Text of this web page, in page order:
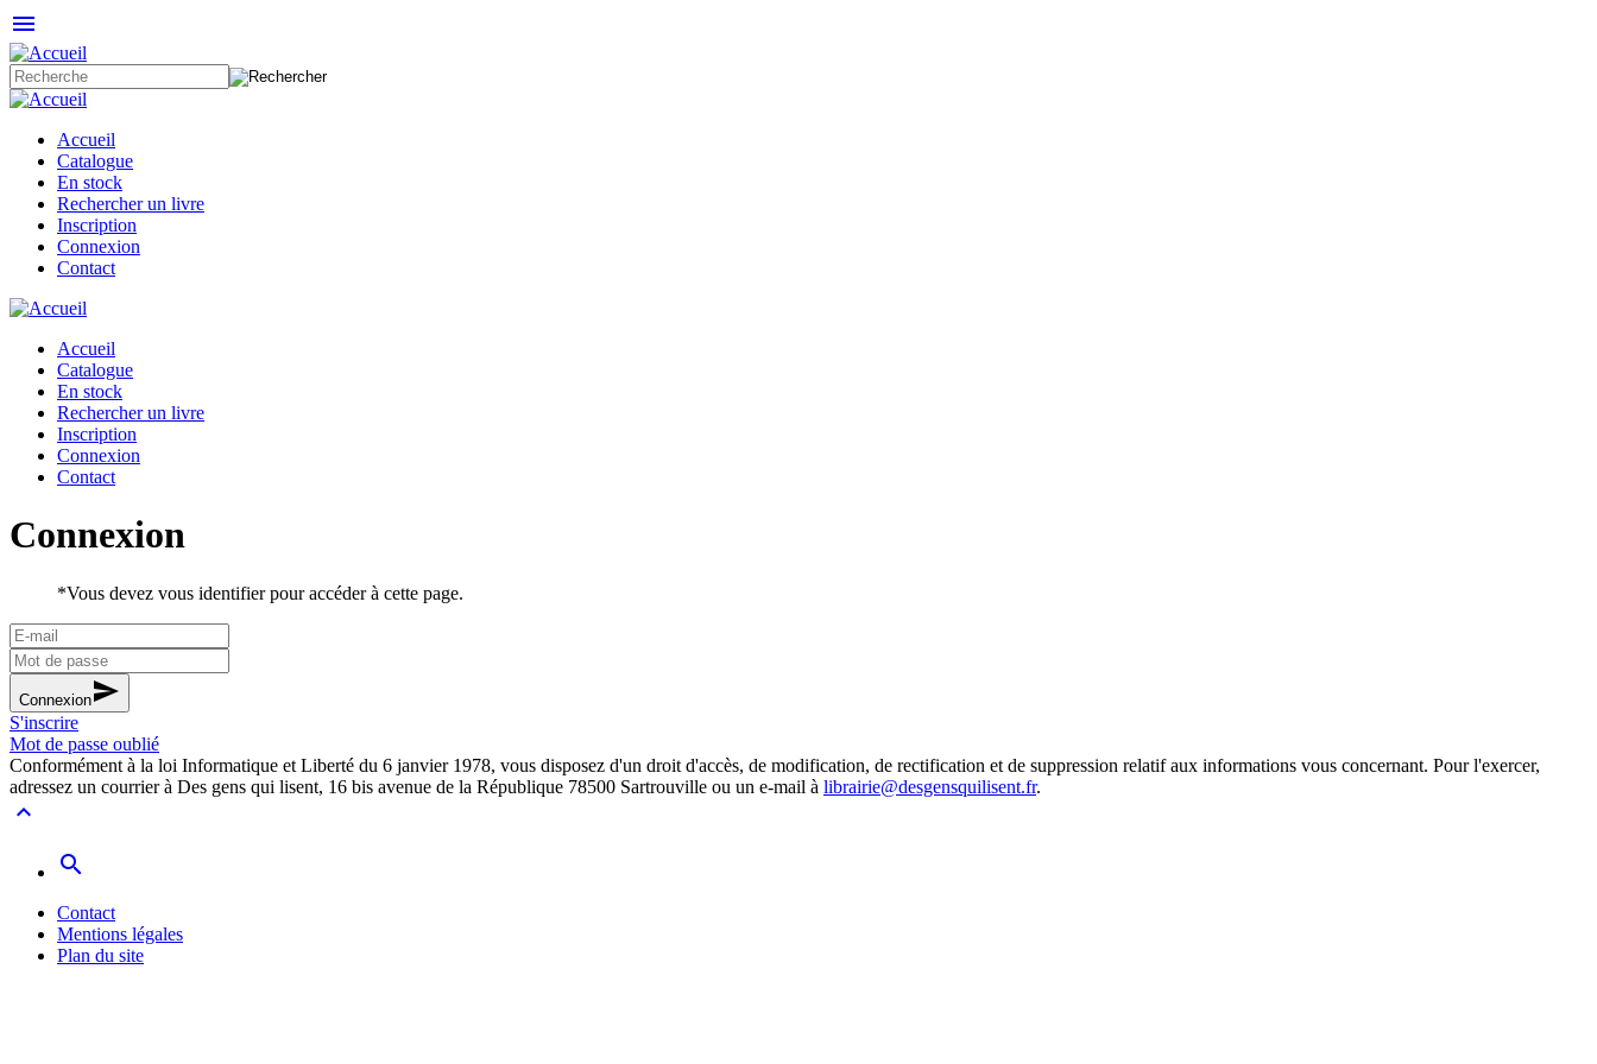
menu
Accueil
Catalogue
En stock
Rechercher un livre
Inscription
Connexion
Contact
Accueil
Catalogue
En stock
Rechercher un livre
Inscription
Connexion
Contact
Connexion
*Vous devez vous identifier pour accéder à cette page.
Connexionsend
S'inscrire
Mot de passe oublié
Conformément à la loi Informatique et Liberté du 6 janvier 1978, vous disposez d'un droit d'accès, de modification, de rectification et de suppression relatif aux informations vous concernant. Pour l'exercer,
adressez un courrier à Des gens qui lisent, 16 bis avenue de la République 78500 Sartrouville ou un e-mail à librairie@desgensquilisent.fr.
expand_less
search
Contact
Mentions légales
Plan du site